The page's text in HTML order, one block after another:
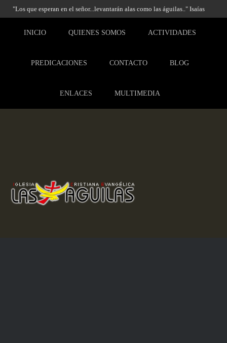
"Los que esperan en el señor...levantarán alas como las águilas.." Isaías
INICIO
QUIENES SOMOS ACTIVIDADES
PREDICACIONES CONTACTO BLOG
ENLACES MULTIMEDIA